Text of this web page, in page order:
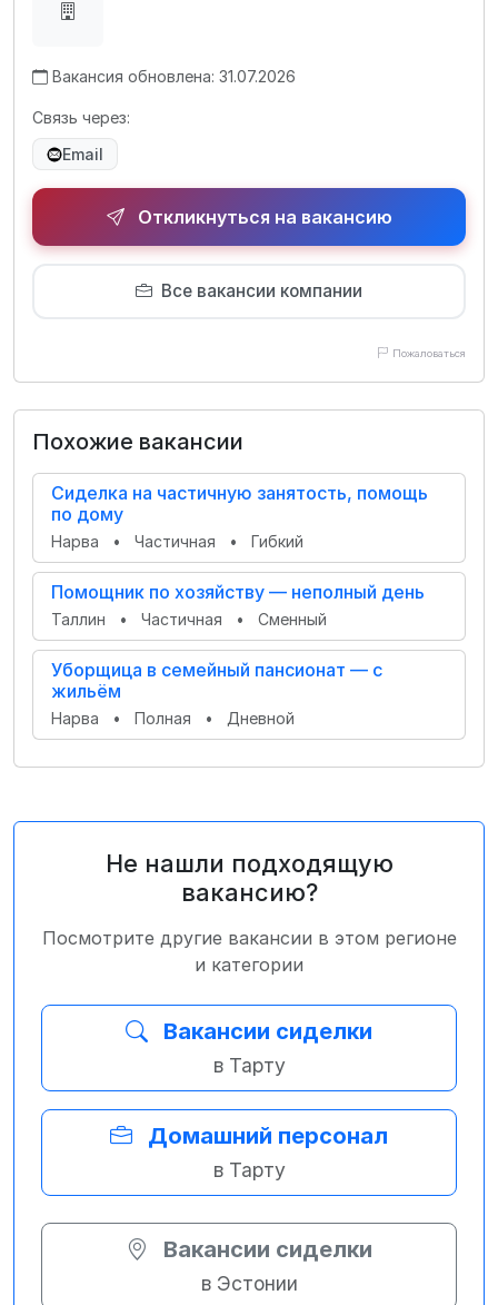
Вакансия обновлена: 31.07.2026
Связь через:
Email
Откликнуться на вакансию
Все вакансии компании
Пожаловаться
Похожие вакансии
Сиделка на частичную занятость, помощь
по дому
Нарва • Частичная • Гибкий
Помощник по хозяйству — неполный день
Таллин • Частичная • Сменный
Уборщица в семейный пансионат — с
жильём
Нарва • Полная • Дневной
Не нашли подходящую
вакансию?
Посмотрите другие вакансии в этом регионе
и категории
Вакансии сиделки
в Тарту
Домашний персонал
в Тарту
Вакансии сиделки
в Эстонии